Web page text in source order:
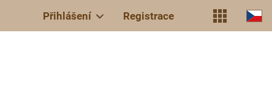
Přihlášení Registrace